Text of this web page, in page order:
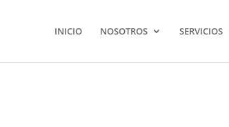
INICIO NOSOTROS SERVICIOS